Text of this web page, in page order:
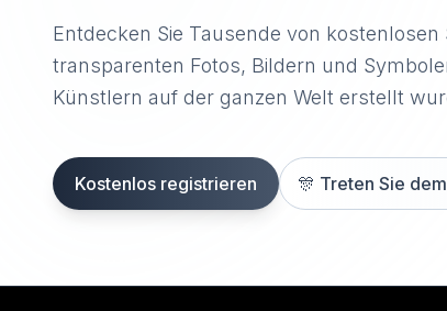
Entdecken Sie Tausende von kostenlosen
transparenten Fotos, Bildern und
Künstlern auf der ganzen Welt erstellt
Kostenlos registrieren 🎊 Treten Sie